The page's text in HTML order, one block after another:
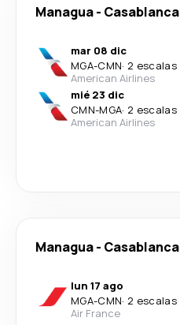
Managua- Casablanca
mar 08 dic
MGA-CMN· 2 escalas
American Airlines
mié 23 dic
CMN-MGA· 2 escalas
American Airlines
Managua- Casablanca
lun 17 ago
MGA-CMN· 2 escalas
Air France